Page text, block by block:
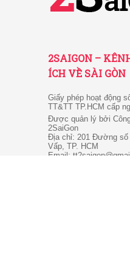
2SAIGON –
ÍCH VỀ SÀI GÒN
Giấy phép hoạt động
TT&TT TP.HCM cấp
Được quản lý bởi
2SaiGon
Địa chỉ: 201 Đường số
Vấp, TP. HCM
Email: